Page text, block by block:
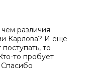
различия
Карлова? И еще
то
то пробует
Спасибо